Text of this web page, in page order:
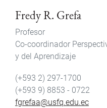
Fredy R. Grefa
Profesor
Co-coordinador
y del Aprendizaje
(+593 2) 297-1700
(+593 9) 8853 - 0722
fgrefaa@usfq.edu.ec